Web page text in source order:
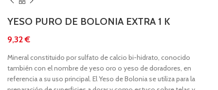
YESO PURO DE BOLONIA EXTRA 1 K
€
Mineral constituido por sulfato de calcio bi-hidrato, conocido
también con el nombre de yeso oro o yeso de doradores, en
referencia a su uso principal. El Yeso de Bolonia se utiliza para la